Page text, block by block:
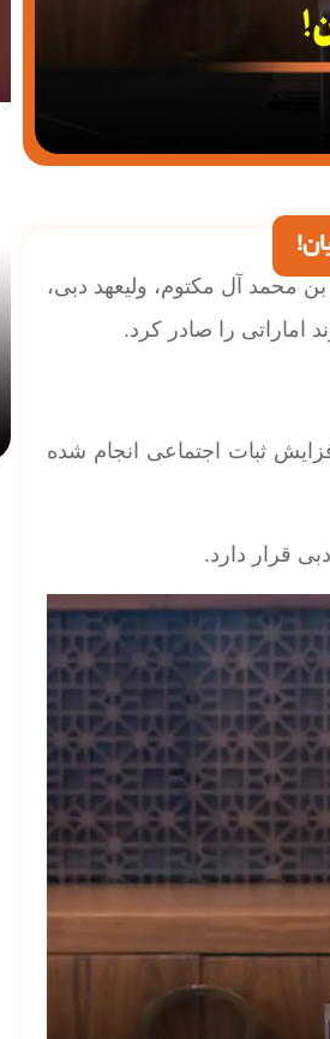
حمدان بن محمد آل مکتوم، ولیعهد دبی،
ثبات اجتماعی انجام شده
قرار دارد.